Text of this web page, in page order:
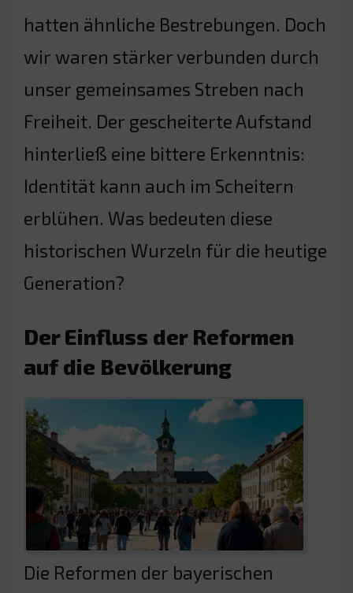
hatten ähnliche Bestrebungen. Doch
wir waren stärker verbunden durch
unser gemeinsames Streben nach
Freiheit. Der gescheiterte Aufstand
hinterließ eine bittere Erkenntnis:
Identität kann auch im Scheitern
erblühen. Was bedeuten diese
historischen Wurzeln für die heutige
Generation?
Der Einfluss der Reformen
auf die Bevölkerung
Die Reformen der bayerischen